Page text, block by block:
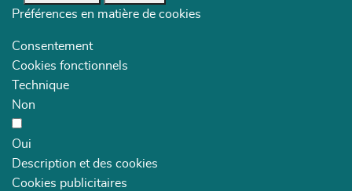
Préférences en matière de cookies
Consentement
Cookies fonctionnels
Technique
Non
Oui
Description et des cookies
Cookies publicitaires